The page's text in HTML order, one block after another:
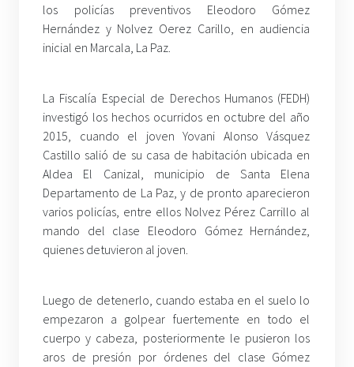
los policías preventivos Eleodoro Gómez
Hernández y Nolvez Oerez Carillo, en audiencia
inicial en Marcala, La Paz.
La Fiscalía Especial de Derechos Humanos (FEDH)
investigó los hechos ocurridos en octubre del año
2015, cuando el joven Yovani Alonso Vásquez
Castillo salió de su casa de habitación ubicada en
Aldea El Canizal, municipio de Santa Elena
Departamento de La Paz, y de pronto aparecieron
varios policías, entre ellos Nolvez Pérez Carrillo al
mando del clase Eleodoro Gómez Hernández,
quienes detuvieron al joven.
Luego de detenerlo, cuando estaba en el suelo lo
empezaron a golpear fuertemente en todo el
cuerpo y cabeza, posteriormente le pusieron los
aros de presión por órdenes del clase Gómez